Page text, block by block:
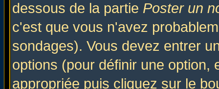
dessous de la partie Poster un
c'est que vous n'avez
sondages). Vous devez entrer
options (pour définir une option,
appropriée puis cliquez sur le